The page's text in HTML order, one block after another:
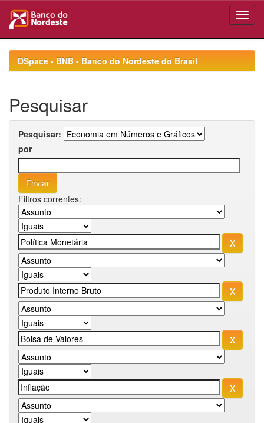
navigationDSpace - BNB - Banco do Nordeste do Brasil
Pesquisar
Pesquisar:
por
Filtros correntes: